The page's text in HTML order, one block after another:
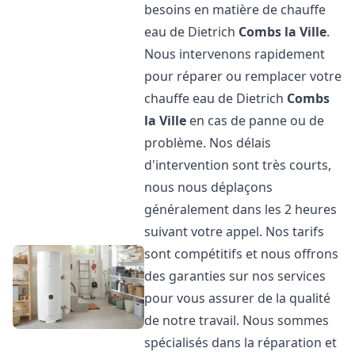
besoins en matière de chauffe
eau de Dietrich Combs la Ville.
Nous intervenons rapidement
pour réparer ou remplacer votre
chauffe eau de Dietrich Combs
la Ville en cas de panne ou de
problème. Nos délais
d'intervention sont très courts,
nous nous déplaçons
généralement dans les 2 heures
suivant votre appel. Nos tarifs
sont compétitifs et nous offrons
des garanties sur nos services
pour vous assurer de la qualité
de notre travail. Nous sommes
spécialisés dans la réparation et